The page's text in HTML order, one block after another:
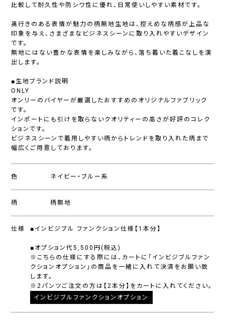
比較して耐久性や防シワ性に優れ、日常使いしやすい素材です。
奥行きのある表情が魅力の柄無地生地は、控えめな柄感が上品な
印象を与え、さまざまなビジネスシーンに取り入れやすいデザイン
です。
無地にはない豊かな表情を楽しみながら、落ち着いた着こなしを演
出します。
■生地ブランド説明
ONLY
オンリーのバイヤーが厳選したおすすめのオリジナルファブリック
です。
インポートにも引けを取らないクオリティーの高さが好評のコレク
ションです。
ビジネスシーンで着用しやすい柄からトレンドを取り入れた柄まで
幅広くご用意しております。
色 ネイビー・ブルー系
柄 柄無地
仕様 ■インビジブル ファンクション仕様【1本分】
■オプション代5,500円(税込)
※こちらの仕様にする際には、カートに「インビジブルファン
クションオプション」の商品を一緒に入れて決済をお願い致
します。
※2パンツご注文の方は【2本分】をカートに入れてください。
インビジブルファンクションオプション